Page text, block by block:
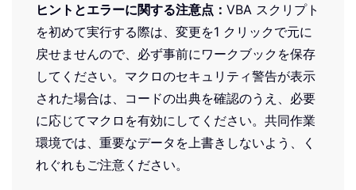
ヒントとエラーに関する注意点： VBA スクリプト
を初めて実行する際は、変更を1 クリックで元に
戻せませんので、必ず事前にワークブックを保存
してください。マクロのセキュリティ警告が表示
された場合は、コードの出典を確認のうえ、必要
に応じてマクロを有効にしてください。共同作業
環境では、重要なデータを上書きしないよう、く
れぐれもご注意ください。